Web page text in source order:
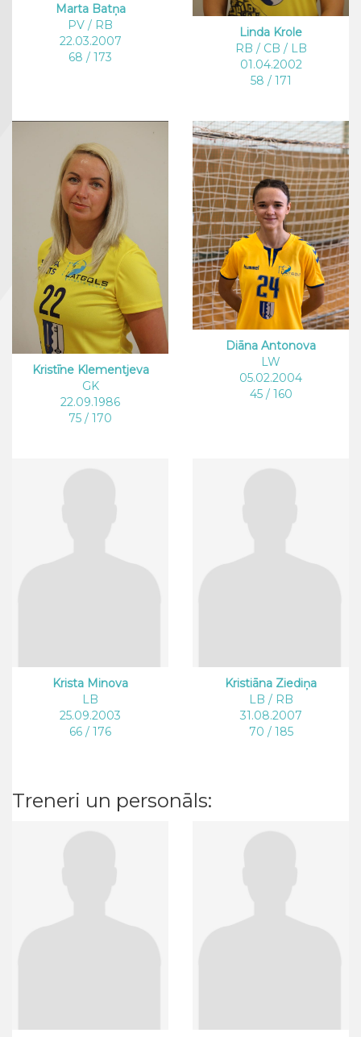
Marta Batņa
PV / RB
22.03.2007
68 / 173
Linda Krole
RB / CB / LB
01.04.2002
58 / 171
Kristīne Klementjeva
GK
22.09.1986
75 / 170
Diāna Antonova
LW
05.02.2004
45 / 160
Krista Minova
LB
25.09.2003
66 / 176
Kristiāna Ziediņa
LB / RB
31.08.2007
70 / 185
Treneri un personāls: